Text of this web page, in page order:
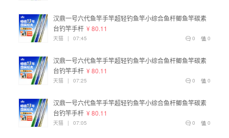
汉鼎一号六代鱼竿手竿超轻钓鱼竿小综合鱼杆鲫鱼竿碳素
台钓竿手杆 ¥ 80.11
0
0
天猫 | 07:45
汉鼎一号六代鱼竿手竿超轻钓鱼竿小综合鱼杆鲫鱼竿碳素
台钓竿手杆 ¥ 80.11
0
0
天猫 | 07:25
汉鼎一号六代鱼竿手竿超轻钓鱼竿小综合鱼杆鲫鱼竿碳素
台钓竿手杆 ¥ 80.11
0
0
天猫 | 07:05